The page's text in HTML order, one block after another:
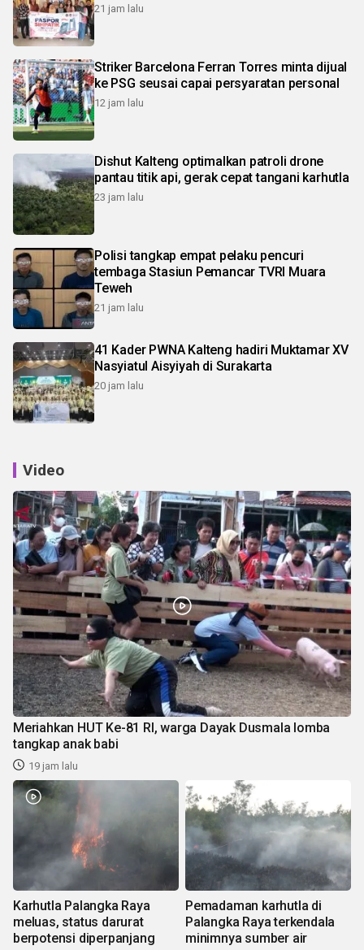
21 jam lalu
Striker Barcelona Ferran Torres minta dijual
ke PSG seusai capai persyaratan personal
12 jam lalu
Dishut Kalteng optimalkan patroli drone
pantau titik api, gerak cepat tangani karhutla
23 jam lalu
Polisi tangkap empat pelaku pencuri
tembaga Stasiun Pemancar TVRI Muara
Teweh
21 jam lalu
41 Kader PWNA Kalteng hadiri Muktamar XV
Nasyiatul Aisyiyah di Surakarta
20 jam lalu
Video
Meriahkan HUT Ke-81 RI, warga Dayak Dusmala lomba
tangkap anak babi
19 jam lalu
Karhutla Palangka Raya
meluas, status darurat
berpotensi diperpanjang
Pemadaman karhutla di
Palangka Raya terkendala
minimnya sumber air